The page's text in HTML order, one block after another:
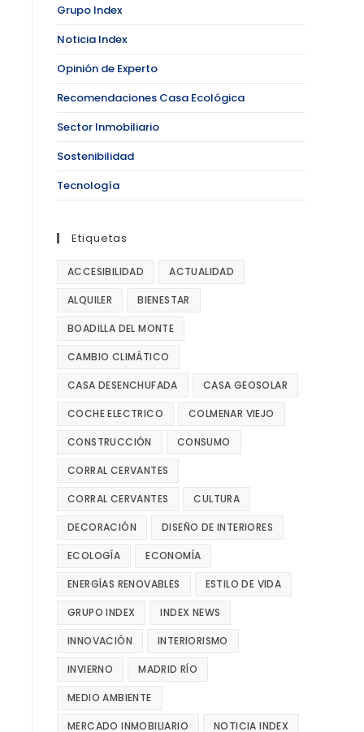
Grupo Index
Noticia Index
Opinión de Experto
Recomendaciones Casa Ecológica
Sector Inmobiliario
Sostenibilidad
Tecnología
Etiquetas
ACCESIBILIDAD ACTUALIDAD
ALQUILER BIENESTAR
BOADILLA DEL MONTE
CAMBIO CLIMÁTICO
CASA DESENCHUFADA CASA GEOSOLAR
COCHE ELECTRICO COLMENAR VIEJO
CONSTRUCCIÓN CONSUMO
CORRAL CERVANTES
CORRAL CERVANTES CULTURA
DECORACIÓN DISEÑO DE INTERIORES
ECOLOGÍA ECONOMÍA
ENERGÍAS RENOVABLES ESTILO DE VIDA
GRUPO INDEX INDEX NEWS
INNOVACIÓN INTERIORISMO
INVIERNO MADRID RÍO
MEDIO AMBIENTE
MERCADO INMOBILIARIO NOTICIA INDEX